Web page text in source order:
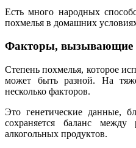
Есть много народных
похмелья в домашних
Факторы, вызывающие
Степень похмелья, которое
может быть разной. На
несколько факторов.
Это генетические данные,
сохраняется баланс
алкогольных продуктов.